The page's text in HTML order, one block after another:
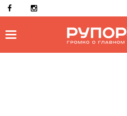
Toggle